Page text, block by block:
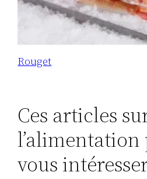
Rouget
Ces articles
l’alimentation
vous